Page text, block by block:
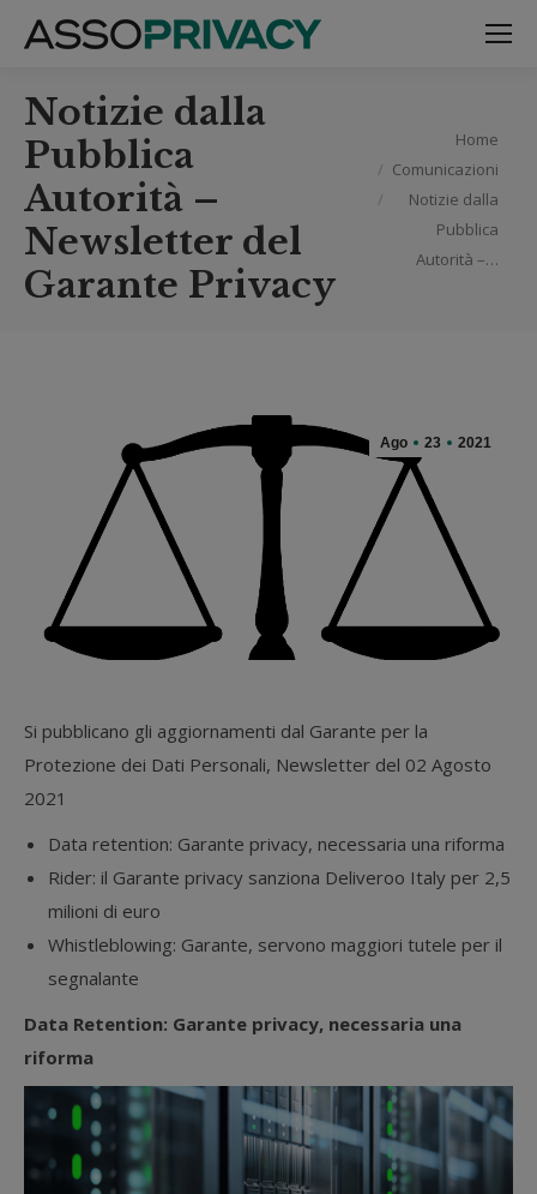
Notizie dalla
Pubblica
Autorità –
Newsletter del
Garante Privacy
Home
Comunicazioni
Notizie dalla
Pubblica
Autorità –…
Ago 23 2021
Si pubblicano gli aggiornamenti dal Garante per la
Protezione dei Dati Personali, Newsletter del 02 Agosto
2021
Data retention: Garante privacy, necessaria una riforma
Rider: il Garante privacy sanziona Deliveroo Italy per 2,5
milioni di euro
Whistleblowing: Garante, servono maggiori tutele per il
segnalante
Data Retention: Garante privacy, necessaria una
riforma